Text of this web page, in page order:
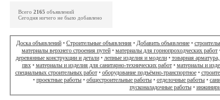
Всего 2165 объявлений
Сегодня ничего не было добавлено
Доска объявлений • Строительные объявления • Добавить объявление •
материалы верхнего строения путей • материалы для горнопроходческих работ
деревянные конструкции и детали• лепные изделия и модели• товарная
пвх• материалы и изделия для санитарно-технических работ• материалы и
специальных строительных работ• оборудование подъёмно-транспортное•
• проектные работы • общестроительные работы • отделочные работы •
пусконаладочные работы•